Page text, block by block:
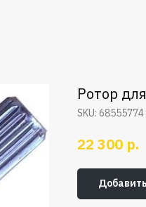
Ротор
SKU: 68555774
22 300 р.